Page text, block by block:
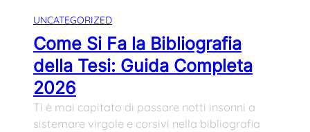
UNCATEGORIZED
Come Si Fa la Bibliografia
della Tesi: Guida Completa
2026
Ti è mai capitato di passare notti insonni a
sistemare virgole e corsivi nella bibliografia